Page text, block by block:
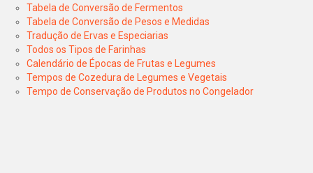
Tabela de Conversão de Fermentos
Tabela de Conversão de Pesos e Medidas
Tradução de Ervas e Especiarias
Todos os Tipos de Farinhas
Calendário de Épocas de Frutas e Legumes
Tempos de Cozedura de Legumes e Vegetais
Tempo de Conservação de Produtos no Congelador